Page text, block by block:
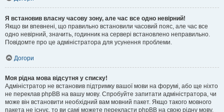
Я встановив власну часову зону, але час все одно невірний!
Якщо ви впевнені, що правильно встановили часовий пояс, але час все
одно невірний, значить, годинник на сервері встановлено неправильно.
Повідомте про це адміністратора для усунення проблеми.
Догори
Моя рідна мова відсутня у списку!
Адміністратор не встановив підтримку вашої мови на форумі, або ще ніхто
не переклав phpBB на вашу мову. Спробуйте запитати адміністратора, чи
може він встановити необхідний вам мовний пакет. Якщо такого мовного
пакета не існує, то ви самі можете перекласти phpBB на свою рідну мову.